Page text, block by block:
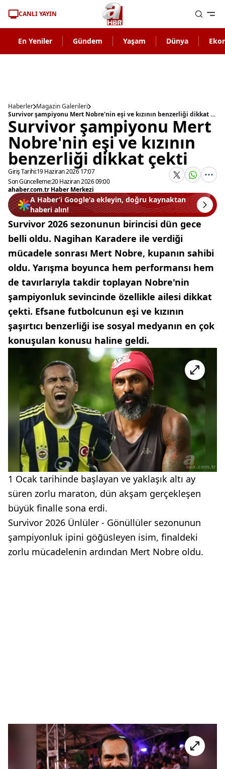
CANLI YAYIN
En Yeniler Gündem Yaşam Dünya
Haberler Magazin Galerileri
Survivor şampiyonu Mert Nobre'nin eşi ve kızının benzerliği dikkat çekti
Survivor şampiyonu Mert
Nobre'nin eşi ve kızının
benzerliği dikkat çekti
Giriş Tarihi:19 Haziran 2026 17:07
Son Güncelleme:20 Haziran 2026 09:00
ahaber.com.tr Haber Merkezi
A Haber’i Google'a ekleyin, doğru kaynaktan
haberi alın!
Survivor 2026 sezonunun birincisi dün gece
belli oldu. Nagihan Karadere ile verdiği
mücadele sonrası Mert Nobre, kupanın sahibi
oldu. Yarışma boyunca hem performansı hem
de tavırlarıyla takdir toplayan Nobre'nin
şampiyonluk sevincinde özellikle ailesi dikkat
çekti. Efsane futbolcunun eşi ve kızının
şaşırtıcı benzerliği ise sosyal medyanın en çok
konuşulan konusu haline geldi.
1 Ocak tarihinde başlayan ve yaklaşık altı ay
süren zorlu maraton, dün akşam gerçekleşen
büyük finalle sona erdi.
Survivor 2026 Ünlüler - Gönüllüler sezonunun
şampiyonluk ipini göğüsleyen isim, finaldeki
zorlu mücadelenin ardından Mert Nobre oldu.